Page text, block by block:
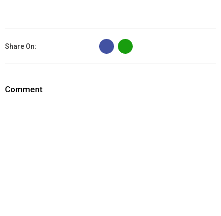
Share On:
B
Comment